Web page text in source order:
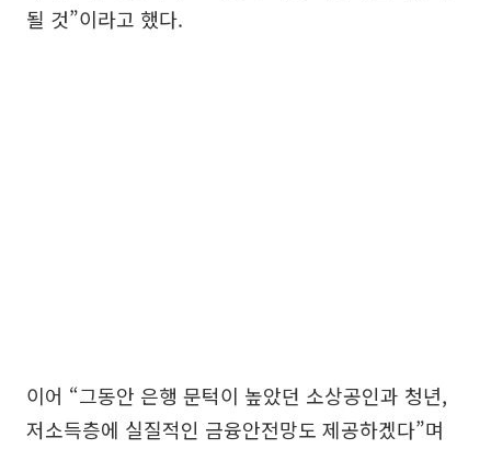
될 것”이라고 했다.
이어 “그동안 은행 문턱이 높았던 소상공인과 청년,
저소득층에 실질적인 금융안전망도 제공하겠다”며